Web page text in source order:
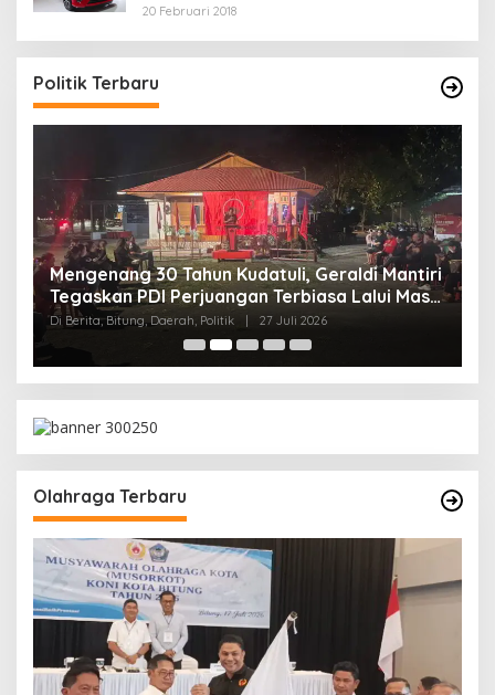
20 Februari 2018
Politik Terbaru
Mengenang 30 Tahun Kudatuli, Geraldi Mantiri
Tegaskan PDI Perjuangan Terbiasa Lalui Masa
Sulit
Di Berita, Bitung, Daerah, Politik | 27 Juli 2026
Olahraga Terbaru